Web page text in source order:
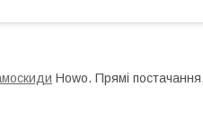
Howo. Прямі